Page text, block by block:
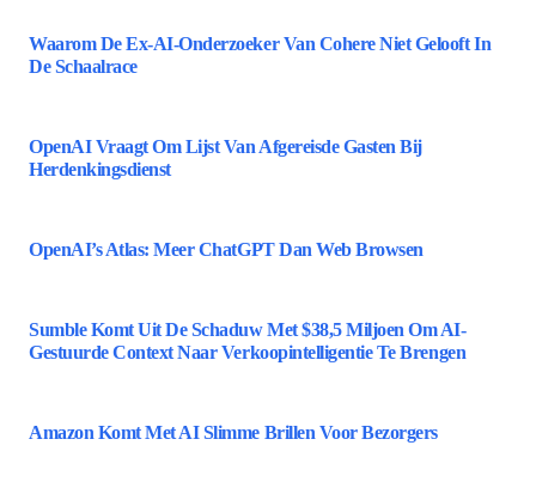
Waarom De Ex-AI-Onderzoeker Van Cohere Niet Gelooft In
De Schaalrace
OpenAI Vraagt Om Lijst Van Afgereisde Gasten Bij
Herdenkingsdienst
OpenAI’s Atlas: Meer ChatGPT Dan Web Browsen
Sumble Komt Uit De Schaduw Met $38,5 Miljoen Om AI-
Gestuurde Context Naar Verkoopintelligentie Te Brengen
Amazon Komt Met AI Slimme Brillen Voor Bezorgers